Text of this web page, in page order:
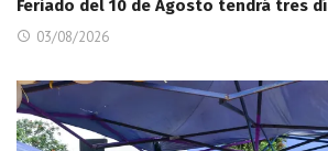
Feriado del 10 de Agosto tendrá tres
03/08/2026